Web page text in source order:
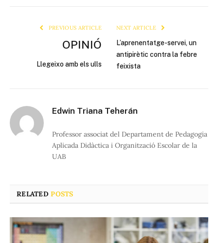
PREVIOUS ARTICLE
OPINIÓ
Llegeixo amb els ulls
NEXT ARTICLE
L’aprenentatge-servei, un
antipirètic contra la febre
feixista
Edwin Triana Teherán
Professor associat del Departament de Pedagogia
Aplicada Didàctica i Organització Escolar de la
UAB
RELATEDPOSTS